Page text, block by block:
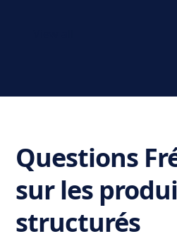
Questions
sur les
structurés